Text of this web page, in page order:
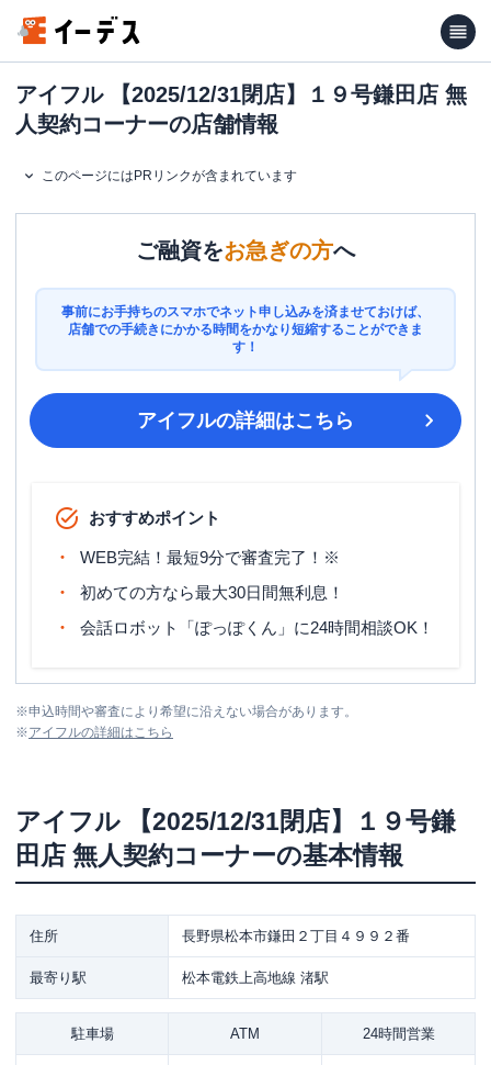
アイフル 【2025/12/31閉店】１９号鎌田店 無
人契約コーナーの店舗情報
このページにはPRリンクが含まれています
ご融資をお急ぎの方へ
事前にお手持ちのスマホでネット申し込みを済ませておけば、
店舗での手続きにかかる時間をかなり短縮することができま
す！
アイフルの詳細はこちら
おすすめポイント
WEB完結！最短9分で審査完了！※
初めての方なら最大30日間無利息！
会話ロボット「ぽっぽくん」に24時間相談OK！
※申込時間や審査により希望に沿えない場合があります。
※アイフルの詳細はこちら
アイフル
【2025/12/31閉店】１９号鎌
田店 無人契約コーナーの基本情報
住所 長野県松本市鎌田２丁目４９９２番
最寄り駅 松本電鉄上高地線 渚駅
駐車場 ATM 24時間営業